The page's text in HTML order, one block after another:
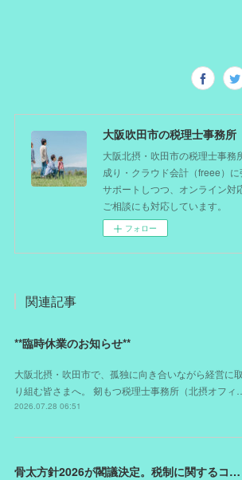
大阪北摂・吹田市の税理士事務
成り・クラウド会計（freee）
サポートしつつ、オンライン対
ご相談にも対応しています。
フォロー
関連記事
**臨時休業のお知らせ**
大阪北摂・吹田市で、孤独に向き合いながら経営に取
り組む皆さまへ。 剱もつ税理士事務所（北摂オフィ…
2026.07.28 06:51
骨太方針2026が閣議決定。税制に関するコメントは？